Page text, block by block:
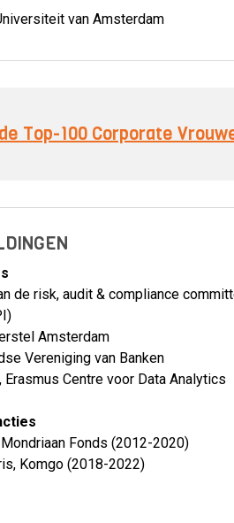
van Amsterdam
Top-100 Corporate
de risk, audit & compliance
Amsterdam
Vereniging van Banken
Erasmus Centre voor Data Analytics
Fonds (2012-2020)
Komgo (2018-2022)